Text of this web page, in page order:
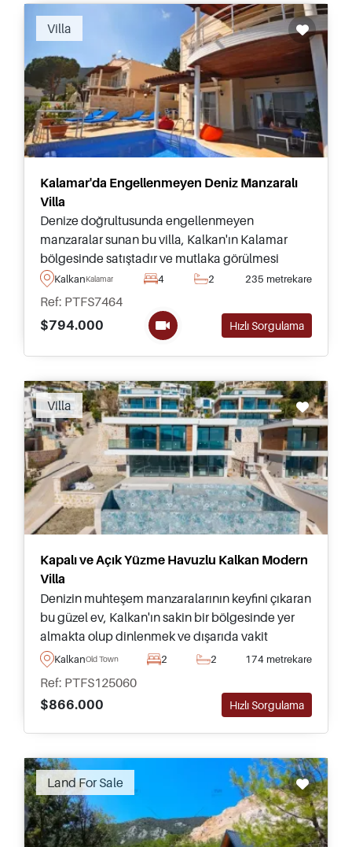
Villa
Kalamar'da Engellenmeyen Deniz Manzaralı
Villa
Denize doğrultusunda engellenmeyen
manzaralar sunan bu villa, Kalkan'ın Kalamar
bölgesinde satıştadır ve mutlaka görülmesi
gereken bir mülktür – özel yüzme havuzu ve
olgun bahçesiyle tamamlanmıştır.
KalkanKalamar 4 2 235 metrekare
Ref: PTFS7464
$794.000
Hızlı Sorgulama
Villa
Kapalı ve Açık Yüzme Havuzlu Kalkan Modern
Villa
Denizin muhteşem manzaralarının keyfini çıkaran
bu güzel ev, Kalkan'ın sakin bir bölgesinde yer
almakta olup dinlenmek ve dışarıda vakit
geçirmek için kendine ait özel yüzme havuzu ve
KalkanOld Town 2 2 174 metrekare
Ref: PTFS125060
$866.000
Hızlı Sorgulama
Land For Sale